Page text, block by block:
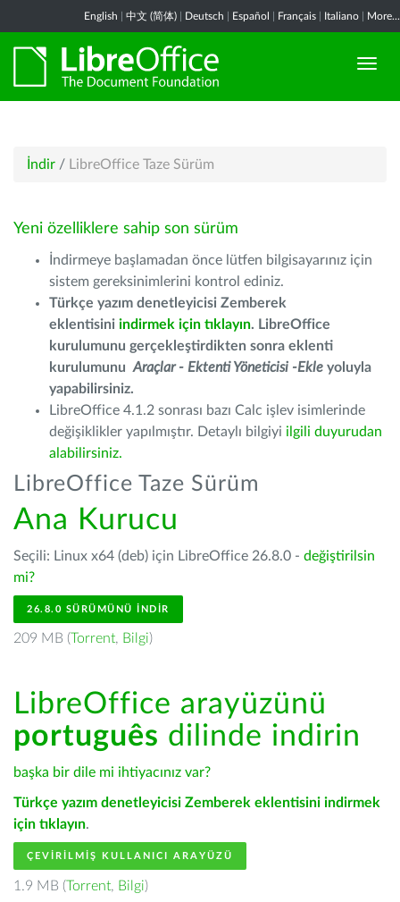
English 中文 (简体) Deutsch Español Français Italiano More...
İndir / LibreOffice Taze Sürüm
Yeni özelliklere sahip son sürüm
İndirmeye başlamadan önce lütfen bilgisayarınız için
sistem gereksinimlerini kontrol ediniz.
Türkçe yazım denetleyicisi Zemberek
eklentisini indirmek için tıklayın. LibreOffice
kurulumunu gerçekleştirdikten sonra eklenti
kurulumunu Araçlar - Ektenti Yöneticisi -Ekle yoluyla
yapabilirsiniz.
LibreOffice 4.1.2 sonrası bazı Calc işlev isimlerinde
değişiklikler yapılmıştır. Detaylı bilgiyi ilgili duyurudan
alabilirsiniz.
LibreOffice Taze Sürüm
Ana Kurucu
Seçili: Linux x64 (deb) için LibreOffice 26.8.0 - değiştirilsin
mi?
26.8.0 SÜRÜMÜNÜ İNDIR
209 MB (Torrent, Bilgi)
LibreOffice arayüzünü
português dilinde indirin
başka bir dile mi ihtiyacınız var?
Türkçe yazım denetleyicisi Zemberek eklentisini indirmek
için tıklayın.
ÇEVIRILMIŞ KULLANICI ARAYÜZÜ
1.9 MB (Torrent, Bilgi)